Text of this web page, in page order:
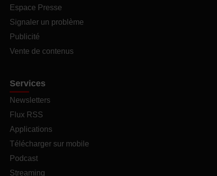
Espace Presse
Signaler un problème
Publicité
Vente de contenus
Services
Newsletters
Flux RSS
Applications
Télécharger sur mobile
Podcast
Streaming